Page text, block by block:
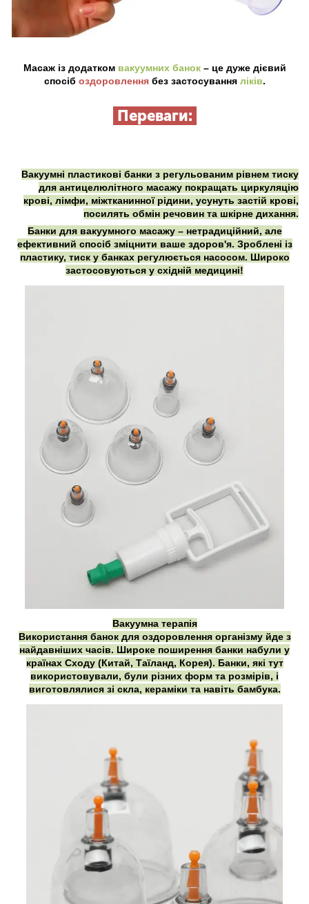
Масаж із додатком вакуумних банок– це дуже дієвий
спосіб оздоровленнябез застосування ліків.
Переваги:
Вакуумні пластикові банки з регульованим рівнем тиску
для антицелюлітного масажу покращать циркуляцію
крові, лімфи, міжтканинної рідини, усунуть застій крові,
посилять обмін речовин та шкірне дихання.
Банки для вакуумного масажу – нетрадиційний, але
ефективний спосіб зміцнити ваше здоров'я. Зроблені із
пластику, тиск у банках регулюється насосом. Широко
застосовуються у східній медицині!
Вакуумна терапія
Використання банок для оздоровлення організму йде з
найдавніших часів. Широке поширення банки набули у
країнах Сходу (Китай, Таїланд, Корея). Банки, які тут
використовували, були різних форм та розмірів, і
виготовлялися зі скла, кераміки та навіть бамбука.